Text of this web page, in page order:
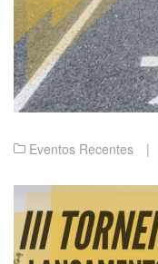
Eventos Recentes |